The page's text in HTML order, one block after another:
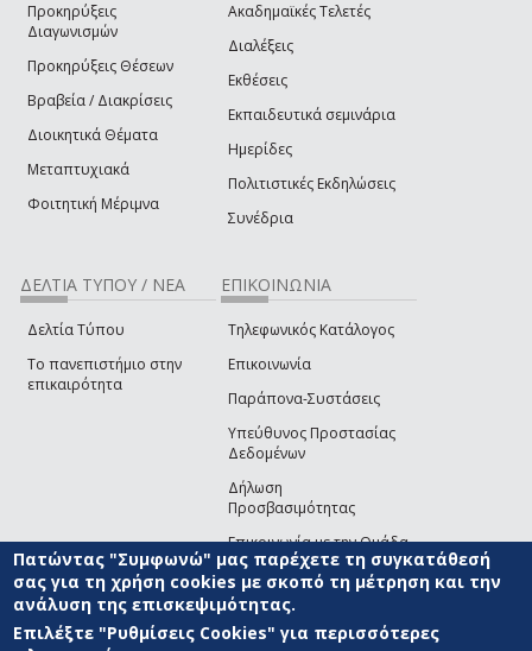
Προκηρύξεις
Διαγωνισμών
Προκηρύξεις Θέσεων
Βραβεία / Διακρίσεις
Διοικητικά Θέματα
Μεταπτυχιακά
Φοιτητική Μέριμνα
Ακαδημαϊκές Τελετές
Διαλέξεις
Εκθέσεις
Εκπαιδευτικά σεμινάρια
Ημερίδες
Πολιτιστικές Εκδηλώσεις
Συνέδρια
ΔΕΛΤΙΑ ΤΥΠΟΥ / ΝΕΑ
Δελτία Τύπου
Το πανεπιστήμιο στην
επικαιρότητα
ΕΠΙΚΟΙΝΩΝΙΑ
Τηλεφωνικός Κατάλογος
Επικοινωνία
Παράπονα-Συστάσεις
Υπεύθυνος Προστασίας
Δεδομένων
Δήλωση
Προσβασιμότητας
Επικοινωνία με την Ομάδα
Ανάπτυξης του site(link sends e-mail)
© ΠΑΝΕΠΙΣΤΗΜΙΟ ΑΙΓΑΙΟΥ ΟΡΟΙ ΧΡΗΣΗΣ
ΑΝΑΠΤΥΞΗΣ
Πατώντας "Συμφωνώ" μας παρέχετε τη συγκατάθεσή
σας για τη χρήση cookies με σκοπό τη μέτρηση και την
ανάλυση της επισκεψιμότητας.
Επιλέξτε "Ρυθμίσεις Cookies" για περισσότερες